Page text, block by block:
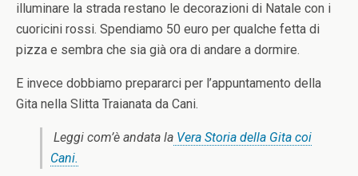
illuminare la strada restano le decorazioni di Natale con i
cuoricini rossi. Spendiamo 50 euro per qualche fetta di
pizza e sembra che sia già ora di andare a dormire.
E invece dobbiamo prepararci per l’appuntamento della
Gita nella Slitta Traianata da Cani.
Leggi com’è andata la Vera Storia della Gita coi
Cani.